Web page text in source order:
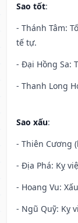
Sao tốt:
- Thánh Tâm:
tế tự.
- Đại Hồng Sa:
- Thanh Long
Sao xấu:
- Thiên Cương
- Địa Phá: Kỵ
- Hoang Vu:
- Ngũ Quỹ: Kỵ